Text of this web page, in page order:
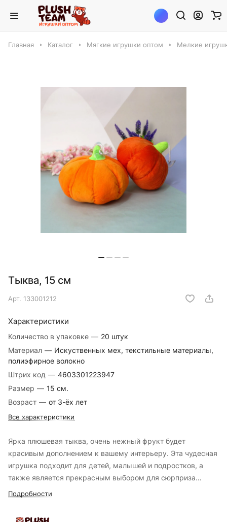
Главная Каталог Мягкие игрушки оптом Мелкие
Тыква, 15 см
Арт. 133001212
Характеристики
Количество в упаковке — 20 штук
Материал — Искуственных мех, текстильные материалы,
полиэфирное волокно
Штрих код — 4603301223947
Размер — 15 см.
Возраст — от 3-ёх лет
Все характеристики
Ярка плюшевая тыква, очень нежный фрукт будет
красивым дополнением к вашему интерьеру. Эта чудесная
игрушка подходит для детей, малышей и подростков, а
также является прекрасным выбором для сюрприза
близкому человеку. Мягкая игрушка - это жест заботы и
Подробности